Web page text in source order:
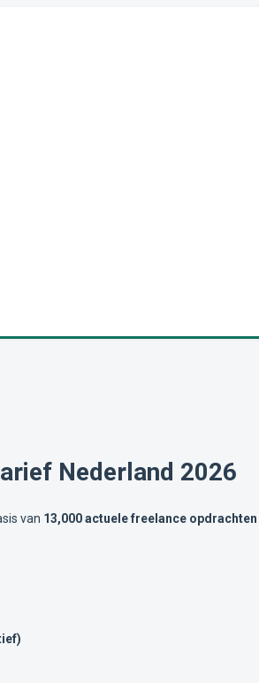
Nederland 2026
van 13,000 actuele freelance opdrachten